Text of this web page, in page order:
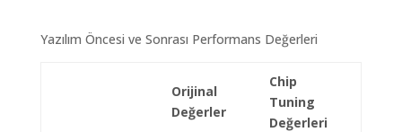
Yazılım Öncesi ve Sonrası Performans Değerleri
Orijinal
Değerler
Chip
Tuning
Değerleri